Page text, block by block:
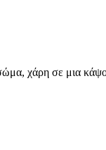
σώμα, χάρη σε μια